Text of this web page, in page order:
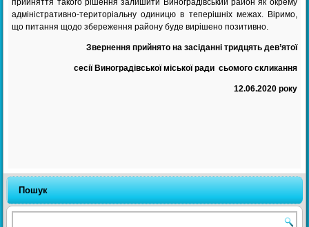
прийняття такого рішення залишити Виноградівський район як окрему
адміністративно-територіальну одиницю в теперішніх межах. Віримо,
що питання щодо збереження району буде вирішено позитивно.
Звернення прийнято на засіданні тридцять дев’ятої
сесії Виноградівської міської ради сьомого скликання
12.06.2020 року
Пошук